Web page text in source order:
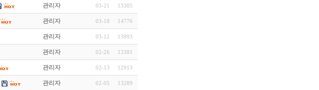
관리자 03-21 13305
관리자 03-18 14776
관리자 03-12 13993
관리자 02-26 13381
관리자 02-13 12913
관리자 02-05 13289